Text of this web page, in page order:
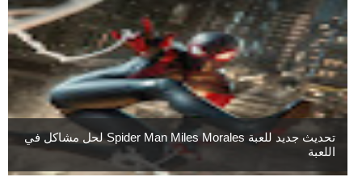
تحديث جديد للعبة Spider Man Miles Morales لحل مشاكل في
اللعبة